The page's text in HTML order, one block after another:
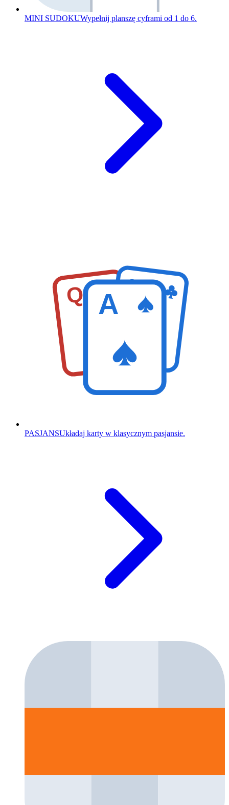
MINI SUDOKUWypełnij planszę cyframi od 1 do 6.
Q K
A
PASJANSUkładaj karty w klasycznym pasjansie.